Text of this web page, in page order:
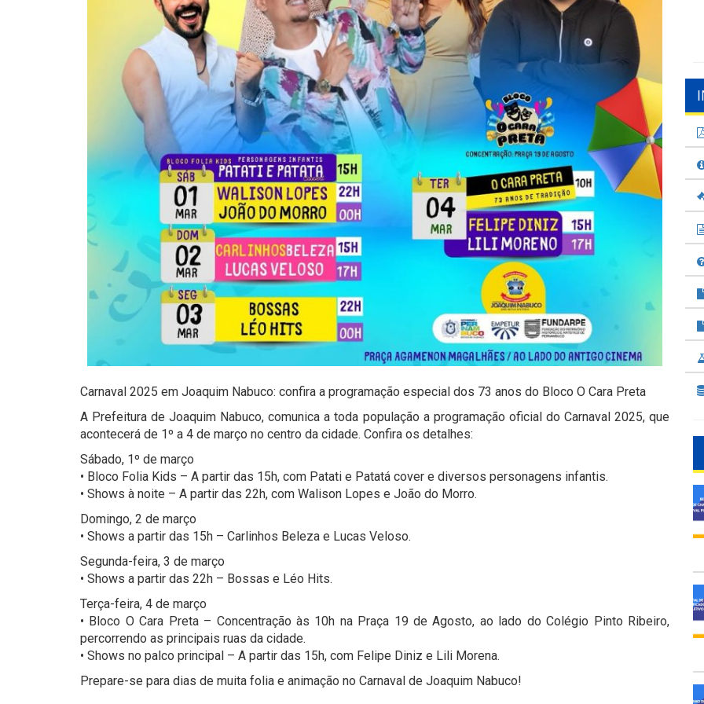
Carnaval 2025 em Joaquim Nabuco: confira a programação especial dos 73 anos do Bloco O Cara Preta
A Prefeitura de Joaquim Nabuco, comunica a toda população a programação oficial do Carnaval 2025, que
acontecerá de 1º a 4 de março no centro da cidade. Confira os detalhes:
Sábado, 1º de março
• Bloco Folia Kids – A partir das 15h, com Patati e Patatá cover e diversos personagens infantis.
• Shows à noite – A partir das 22h, com Walison Lopes e João do Morro.
Domingo, 2 de março
• Shows a partir das 15h – Carlinhos Beleza e Lucas Veloso.
Segunda-feira, 3 de março
• Shows a partir das 22h – Bossas e Léo Hits.
Terça-feira, 4 de março
• Bloco O Cara Preta – Concentração às 10h na Praça 19 de Agosto, ao lado do Colégio Pinto Ribeiro,
percorrendo as principais ruas da cidade.
• Shows no palco principal – A partir das 15h, com Felipe Diniz e Lili Morena.
Prepare-se para dias de muita folia e animação no Carnaval de Joaquim Nabuco!